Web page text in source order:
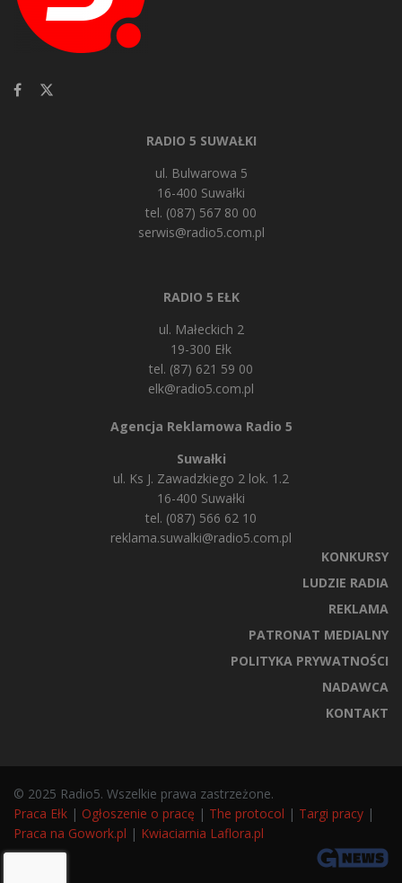
RADIO 5 SUWAŁKI
ul. Bulwarowa 5
16-400 Suwałki
tel. (087) 567 80 00
serwis@radio5.com.pl
RADIO 5 EŁK
ul. Małeckich 2
19-300 Ełk
tel. (87) 621 59 00
elk@radio5.com.pl
Agencja Reklamowa Radio 5
Suwałki
ul. Ks J. Zawadzkiego 2 lok. 1.2
16-400 Suwałki
tel. (087) 566 62 10
reklama.suwalki@radio5.com.pl
KONKURSY
LUDZIE RADIA
REKLAMA
PATRONAT MEDIALNY
POLITYKA PRYWATNOŚCI
NADAWCA
KONTAKT
© 2025 Radio5. Wszelkie prawa zastrzeżone.
Praca Ełk | Ogłoszenie o pracę | The protocol | Targi pracy |
Praca na Gowork.pl | Kwiaciarnia Laflora.pl